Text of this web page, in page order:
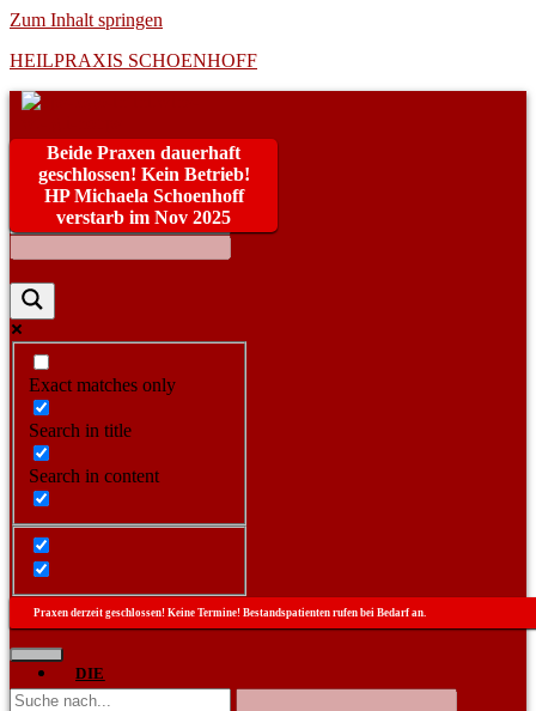
Zum Inhalt springen
HEILPRAXIS SCHOENHOFF
Beide Praxen dauerhaft
geschlossen! Kein Betrieb!
HP Michaela Schoenhoff
verstarb im Nov 2025
Exact matches only
Search in title
Search in content
Praxen derzeit geschlossen! Keine Termine! Bestandspatienten rufen bei Bedarf an.
DIE
PRAXEN